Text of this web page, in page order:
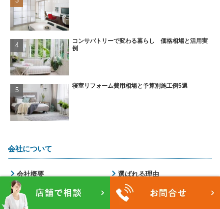
コンサバトリーで変わる暮らし 価格相場と活用実
例
寝室リフォーム費用相場と予算別施工例5選
会社について
会社概要
選ばれる理由
費用目安
リフォームの流れ
対応エリア・店舗情報
お問合せ